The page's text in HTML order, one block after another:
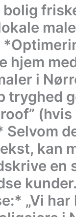
bolig
hjem
i
tryghed
(hvis
kan
en
„Vi har